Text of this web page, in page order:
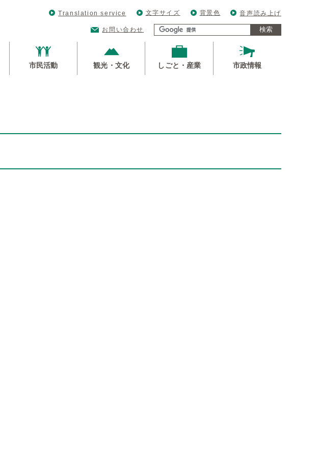
Translation service 文字サイズ 背景色 音声読み上げ
お問い合わせ 検索
市民活動 観光・文化 しごと・産業 市政情報